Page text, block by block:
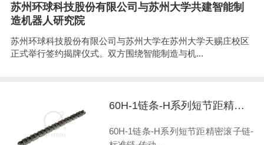
苏州环球科技股份有限公司与苏州大学共建智能制
造机器人研究院
苏州环球科技股份有限公司与苏州大学在苏州大学天赐庄校区
正式举行签约揭牌仪式。双方围绕智能制造与机...
60H-1链条-H系列短节距精密滚子链-标准链-传动链-链条厂家-环球链条
60H-1链条-H系列短节距精密滚子链-